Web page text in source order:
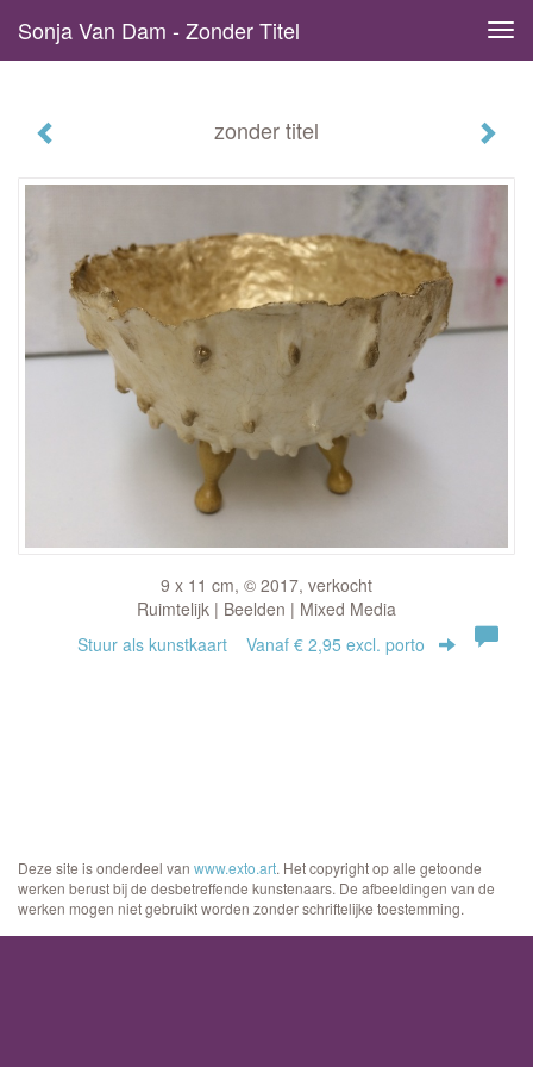
Sonja Van Dam - Zonder Titel
zonder titel
9 x 11 cm, © 2017, verkocht
Ruimtelijk | Beelden | Mixed Media
Stuur als kunstkaart Vanaf € 2,95 excl. porto
Deze site is onderdeel van www.exto.art. Het copyright op alle getoonde
werken berust bij de desbetreffende kunstenaars. De afbeeldingen van de
werken mogen niet gebruikt worden zonder schriftelijke toestemming.